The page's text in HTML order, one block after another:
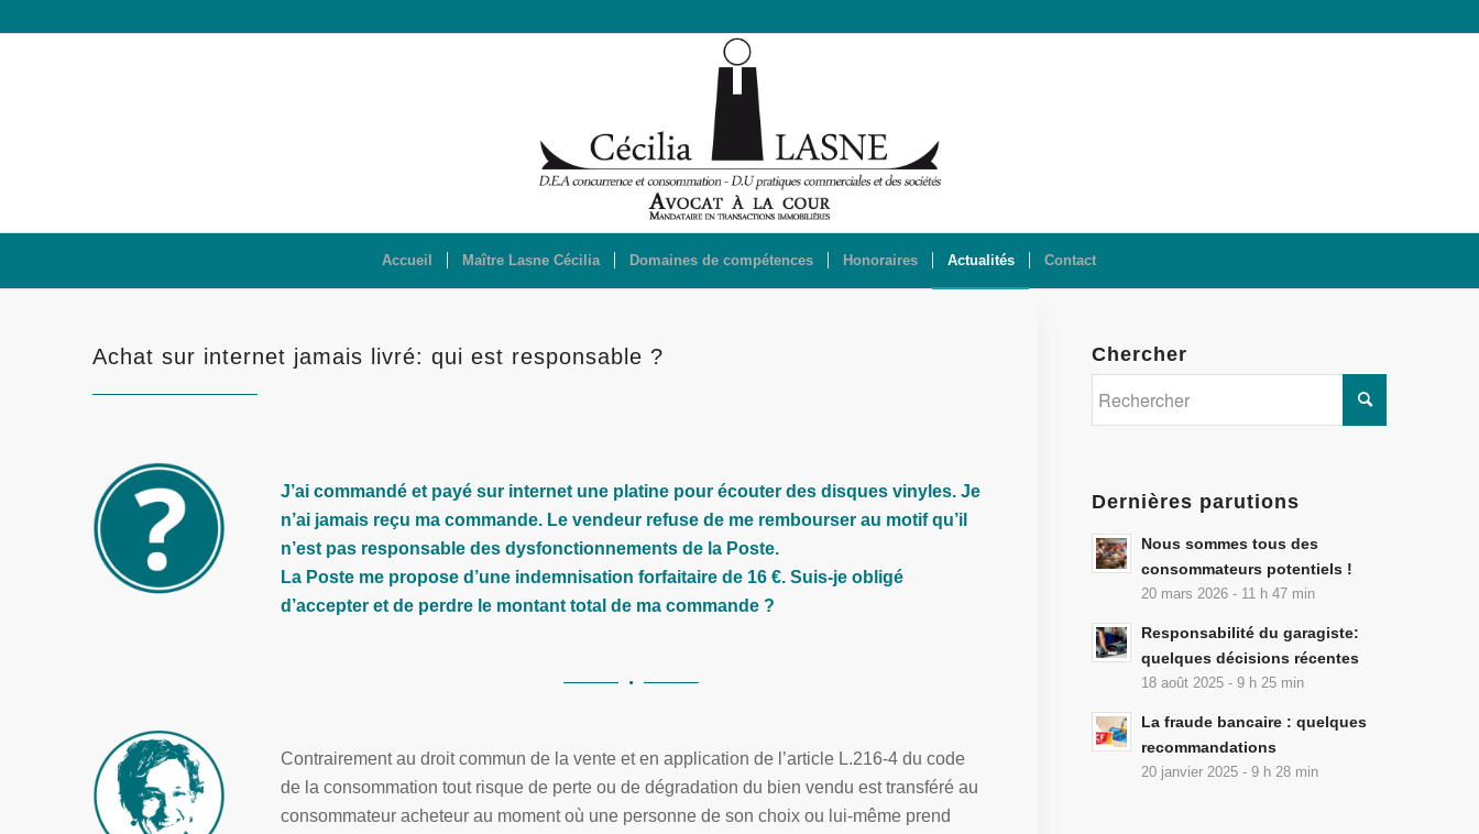
Accueil Maître Lasne Cécilia Domaines de compétences Honoraires Actualités Contact
Achat sur internet jamais livré: qui est responsable ?
J’ai commandé et payé sur internet une platine pour écouter des disques vinyles. Je
n’ai jamais reçu ma commande. Le vendeur refuse de me rembourser au motif qu’il
n’est pas responsable des dysfonctionnements de la Poste.
La Poste me propose d’une indemnisation forfaitaire de 16 €. Suis-je obligé
d’accepter et de perdre le montant total de ma commande ?
Contrairement au droit commun de la vente et en application de l’article L.216-4 du code
de la consommation tout risque de perte ou de dégradation du bien vendu est transféré au
consommateur acheteur au moment où une personne de son choix ou lui-même prend
Chercher
Dernières parutions
Nous sommes tous des
consommateurs potentiels !
20 mars 2026 - 11 h 47 min
Responsabilité du garagiste:
quelques décisions récentes
18 août 2025 - 9 h 25 min
La fraude bancaire : quelques
recommandations
20 janvier 2025 - 9 h 28 min